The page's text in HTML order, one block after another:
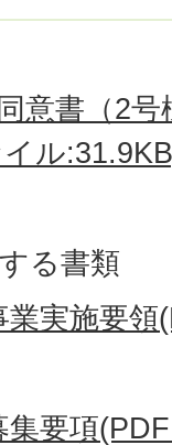
意書（2
ル
る書類
実施要
要項